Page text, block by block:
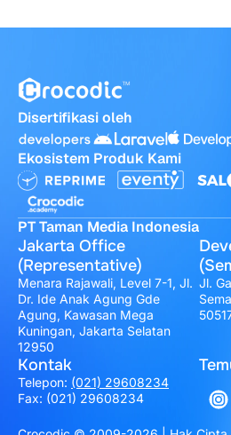
Disertifikasi oleh
Ekosistem Produk Kami
PT Taman Media Indonesia
Jakarta Office
(Representative)
Menara Rajawali, Level 7-1, Jl.
Dr. Ide Anak Agung Gde
Agung, Kawasan Mega
Kuningan, Jakarta Selatan
12950
Jl.
Kontak
Telepon: (021) 29608234
Fax: (021) 29608234